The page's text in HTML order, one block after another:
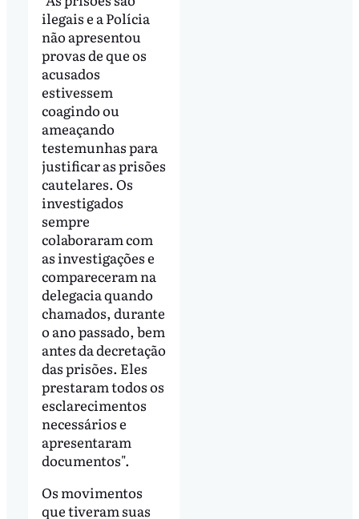
ilegais e a Polícia
não apresentou
provas de que os
acusados
estivessem
coagindo ou
ameaçando
testemunhas para
justificar as prisões
cautelares. Os
investigados
sempre
colaboraram com
as investigações e
compareceram na
delegacia quando
chamados, durante
o ano passado, bem
antes da decretação
das prisões. Eles
prestaram todos os
esclarecimentos
necessários e
apresentaram
documentos".
Os movimentos
que tiveram suas